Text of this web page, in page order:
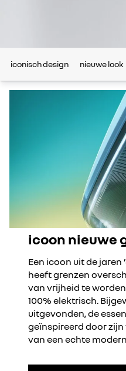
iconisch design nieuwe look
icoon nieuwe
Een icoon uit de jaren
heeft grenzen
van vrijheid te
100% elektrisch.
uitgevonden, de
geïnspireerd door
van een echte